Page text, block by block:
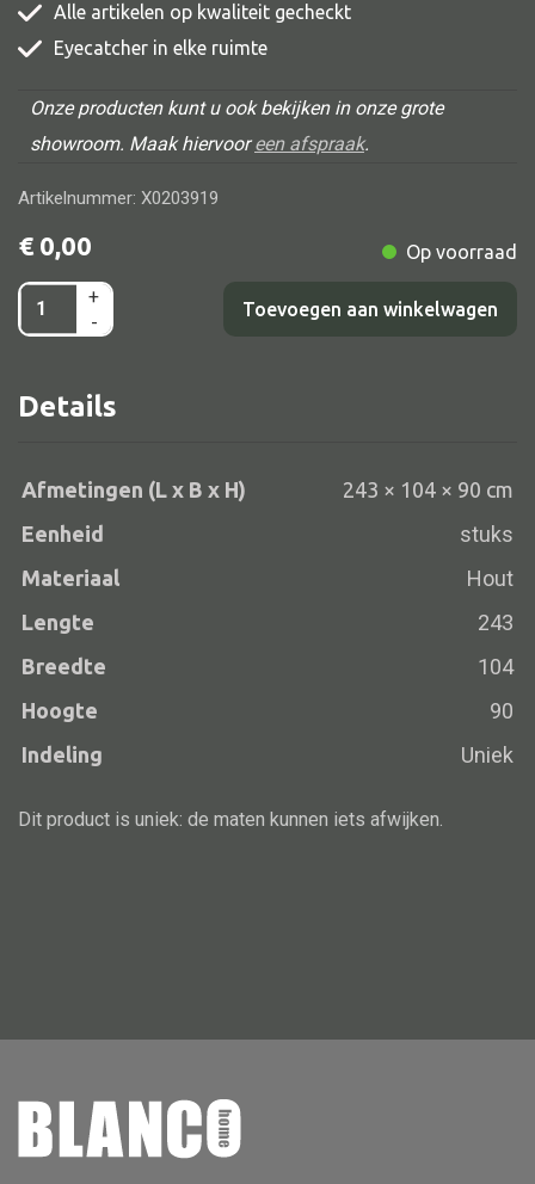
Alle stoelen
Eetkamer stoel
Fautteuil
Barstoel
Kinderstoel
Kruk
Alle banken
Bank hout
Bank IJzer
Chaise longues
Poef
Alle lampen
Tafellamp
Vaas
Alle artikelen op kwaliteit gecheckt
Eyecatcher in elke ruimte
Onze producten kunt u ook bekijken in onze grote
showroom. Maak hiervooreen afspraak.
Artikelnummer: X0203919
€ 0,00 Op voorraad
Paktafel
bleached
aantal
+
-
Toevoegen aan winkelwagen
Details
Afmetingen (L x B x H)
243 × 104 × 90 cm
Eenheid
stuks
Materiaal Hout
Lengte 243
Breedte 104
Hoogte 90
Indeling Uniek
Dit product is uniek: de maten kunnen iets afwijken.